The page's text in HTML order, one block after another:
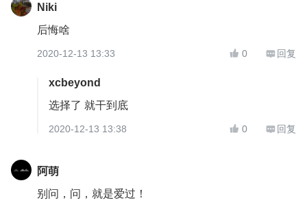
Niki
后悔啥
2020-12-13 13:33  0  回复
xcbeyond
选择了 就干到底
2020-12-13 13:38  0  回复
阿萌
别问，问，就是爱过！